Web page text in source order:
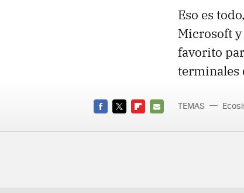
Eso es
Microsoft
favorito
terminales
MAIL
TEMAS